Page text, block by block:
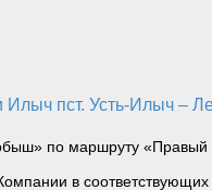
по маршруту
в соответствующих